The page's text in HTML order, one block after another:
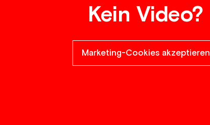
Kein Video?
Marketing-Cookies akzeptieren